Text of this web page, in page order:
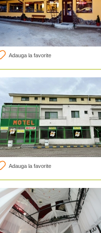
Adauga la favorite
Adauga la favorite